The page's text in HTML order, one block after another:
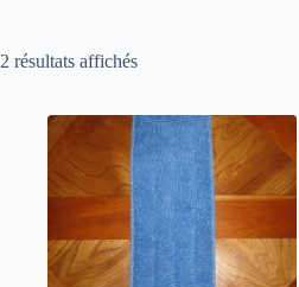
2 résultats affichésTrié